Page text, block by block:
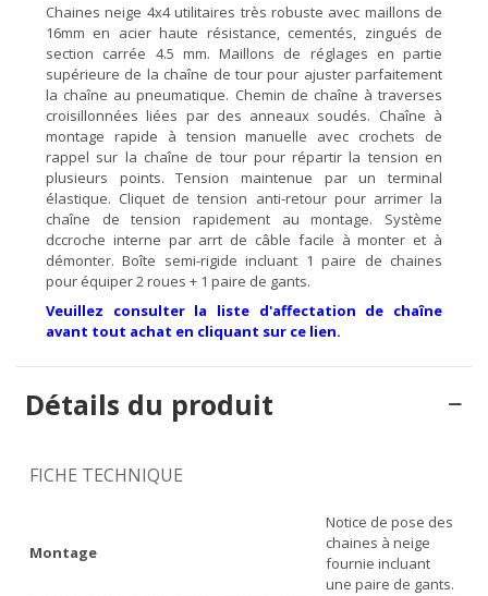
Chaines neige 4x4 utilitaires très robuste avec maillons de
16mm en acier haute résistance, cementés, zingués de
section carrée 4.5 mm. Maillons de réglages en partie
supérieure de la chaîne de tour pour ajuster parfaitement
la chaîne au pneumatique. Chemin de chaîne à traverses
croisillonnées liées par des anneaux soudés. Chaîne à
montage rapide à tension manuelle avec crochets de
rappel sur la chaîne de tour pour répartir la tension en
plusieurs points. Tension maintenue par un terminal
élastique. Cliquet de tension anti-retour pour arrimer la
chaîne de tension rapidement au montage. Système
dccroche interne par arrt de câble facile à monter et à
démonter. Boîte semi-rigide incluant 1 paire de chaines
pour équiper 2 roues + 1 paire de gants.
Veuillez consulter la liste d'affectation de chaîne
avant tout achat en cliquant sur ce lien.
Détails du produit
FICHE TECHNIQUE
Montage
Notice de pose des
chaines à neige
fournie incluant
une paire de gants.